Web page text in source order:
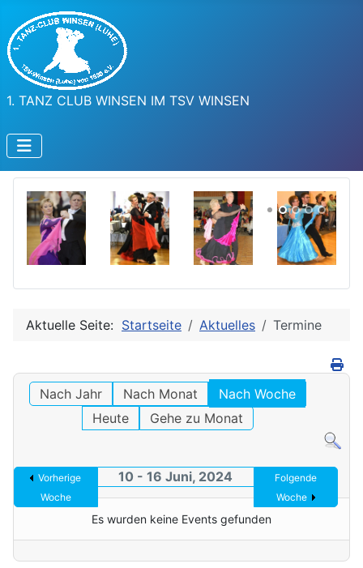
1. TANZ CLUB WINSEN IM TSV WINSEN
Aktuelle Seite: Startseite Aktuelles Termine
Nach Jahr Nach Monat
Nach Woche
Heute
Gehe zu Monat
Vorherige
Woche
10 - 16 Juni, 2024
Folgende
Woche
Es wurden keine Events gefunden